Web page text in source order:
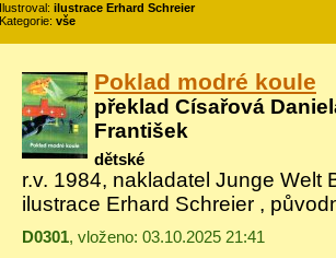
Ilustroval: ilustrace Erhard Schreier
Kategorie: vše
Poklad modré koule
překlad Císařová
František
dětské
r.v. 1984, nakladatel Junge Welt
ilustrace Erhard Schreier ,
D0301, vloženo: 03.10.2025 21:41